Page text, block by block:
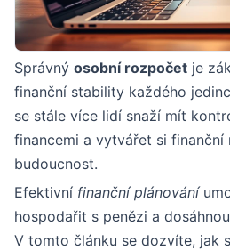
Správný osobní rozpočet je
finanční stability každého
se stále více lidí snaží mít
financemi a vytvářet si finanční
budoucnost.
Efektivní finanční plánování
hospodařit s penězi a
V tomto článku se dozvíte, jak